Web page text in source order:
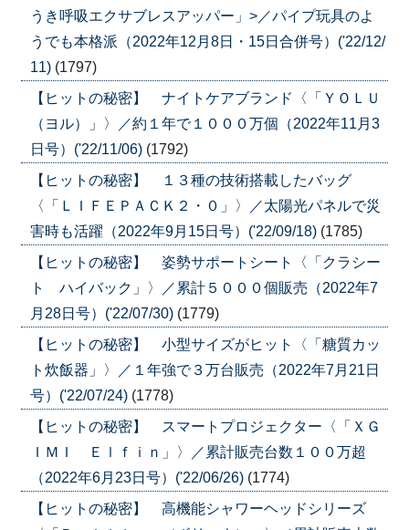
うき呼吸エクサブレスアッパー」>／パイプ玩具のよ
うでも本格派（2022年12月8日・15日合併号）('22/12/
11) (1797)
【ヒットの秘密】 ナイトケアブランド〈「ＹＯＬＵ
（ヨル）」〉／約１年で１０００万個（2022年11月3
日号）('22/11/06) (1792)
【ヒットの秘密】 １３種の技術搭載したバッグ
〈「ＬＩＦＥＰＡＣＫ２・０」〉／太陽光パネルで災
害時も活躍（2022年9月15日号）('22/09/18) (1785)
【ヒットの秘密】 姿勢サポートシート〈「クラシー
ト ハイバック」〉／累計５０００個販売（2022年7
月28日号）('22/07/30) (1779)
【ヒットの秘密】 小型サイズがヒット〈「糖質カッ
ト炊飯器」〉／１年強で３万台販売（2022年7月21日
号）('22/07/24) (1778)
【ヒットの秘密】 スマートプロジェクター〈「ＸＧ
ＩＭＩ Ｅｌｆｉｎ」〉／累計販売台数１００万超
（2022年6月23日号）('22/06/26) (1774)
【ヒットの秘密】 高機能シャワーヘッドシリーズ